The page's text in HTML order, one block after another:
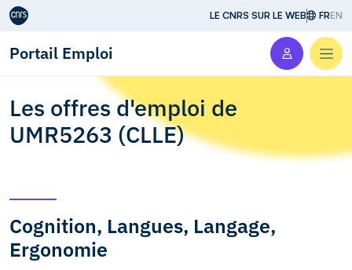
Aller au contenu LE CNRS SUR LE WEB FREN
Portail Emploi
Les offres d'emploi de
UMR5263 (CLLE)
Cognition, Langues, Langage,
Ergonomie